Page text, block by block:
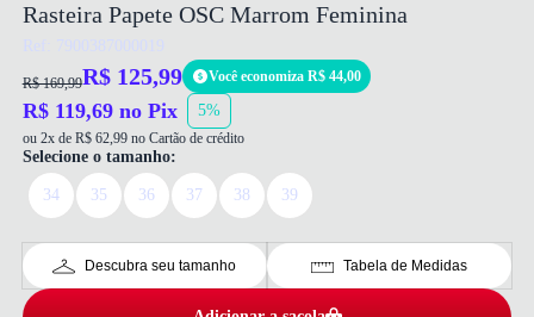
Rasteira Papete OSC Marrom Feminina
Ref: 7900387000019
R$ 169,99R$ 125,99 Você economiza R$ 44,00
R$ 119,69 no Pix 5%
ou 2x de R$ 62,99 no Cartão de crédito
Selecione o tamanho:
34 35 36 37 38 39
Descubra seu tamanho Tabela de Medidas